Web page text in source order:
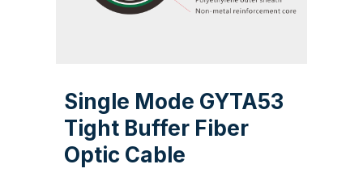
Single Mode GYTA53
Tight Buffer Fiber
Optic Cable